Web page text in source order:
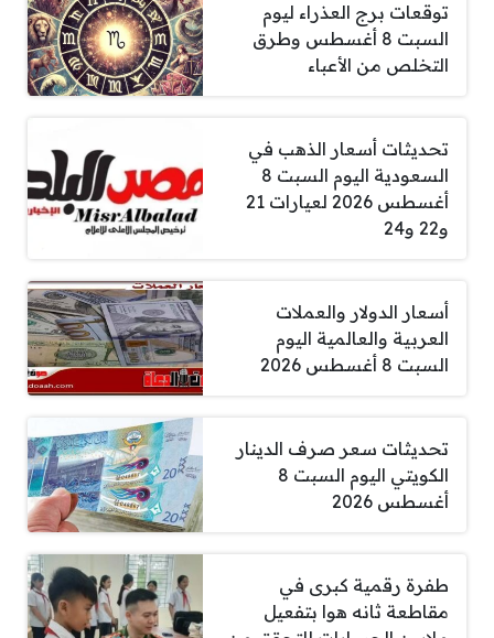
توقعات برج العذراء ليوم
السبت 8 أغسطس وطرق
التخلص من الأعباء
تحديثات أسعار الذهب في
السعودية اليوم السبت 8
أغسطس 2026 لعيارات 21
و22 و24
أسعار الدولار والعملات
العربية والعالمية اليوم
السبت 8 أغسطس 2026
تحديثات سعر صرف الدينار
الكويتي اليوم السبت 8
أغسطس 2026
طفرة رقمية كبرى في
مقاطعة ثانه هوا بتفعيل